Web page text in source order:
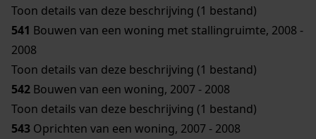
Toon details van deze beschrijving (1 bestand)
541 Bouwen van een woning met stallingruimte, 2008 -
2008
Toon details van deze beschrijving (1 bestand)
542 Bouwen van een woning, 2007 - 2008
Toon details van deze beschrijving (1 bestand)
543 Oprichten van een woning, 2007 - 2008